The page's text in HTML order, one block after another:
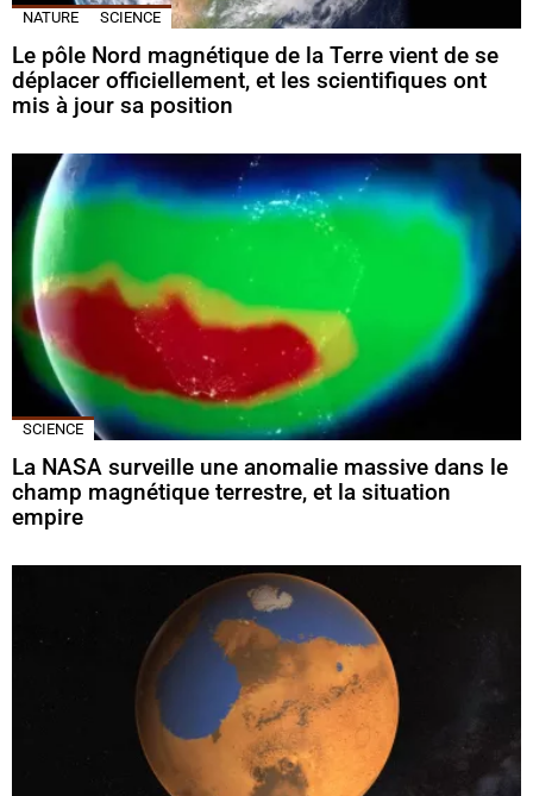
NATURE SCIENCE
Le pôle Nord magnétique de la Terre vient de se
déplacer officiellement, et les scientifiques ont
mis à jour sa position
SCIENCE
La NASA surveille une anomalie massive dans le
champ magnétique terrestre, et la situation
empire